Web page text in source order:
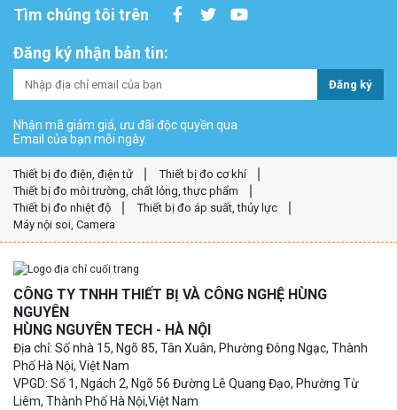
Tìm chúng tôi trên
Đăng ký nhận bản tin:
Đăng ký
Nhận mã giảm giá, ưu đãi độc quyền qua
Email của bạn mỗi ngày.
Thiết bị đo điện, điện tử
Thiết bị đo cơ khí
Thiết bị đo môi trường, chất lỏng, thực phẩm
Thiết bị đo nhiệt độ
Thiết bị đo áp suất, thủy lực
Máy nội soi, Camera
CÔNG TY TNHH THIẾT BỊ VÀ CÔNG NGHỆ HÙNG
NGUYÊN
HÙNG NGUYÊN TECH - HÀ NỘI
Địa chỉ: Số nhà 15, Ngõ 85, Tân Xuân, Phường Đông Ngạc, Thành
Phố Hà Nội, Việt Nam
VPGD: Số 1, Ngách 2, Ngõ 56 Đường Lê Quang Đạo, Phường Từ
Liêm, Thành Phố Hà Nội,Việt Nam